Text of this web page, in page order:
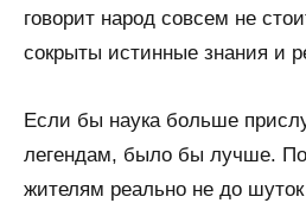
говорит народ совсем не
сокрыты истинные знания и
Если бы наука больше
легендам, было бы лучше.
жителям реально не до